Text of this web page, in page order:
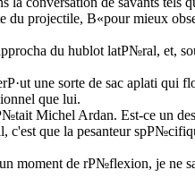
du projectile, В«pour mieux
du hublot latР№ral, et,
une sorte de sac aplati
que lui.
Michel Ardan. Est-ce un
que la pesanteur
de rР№flexion, je ne